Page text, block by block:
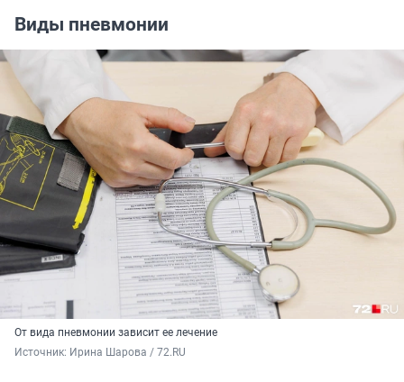
Виды пневмонии
От вида пневмонии зависит ее лечение
Источник: Ирина Шарова / 72.RU